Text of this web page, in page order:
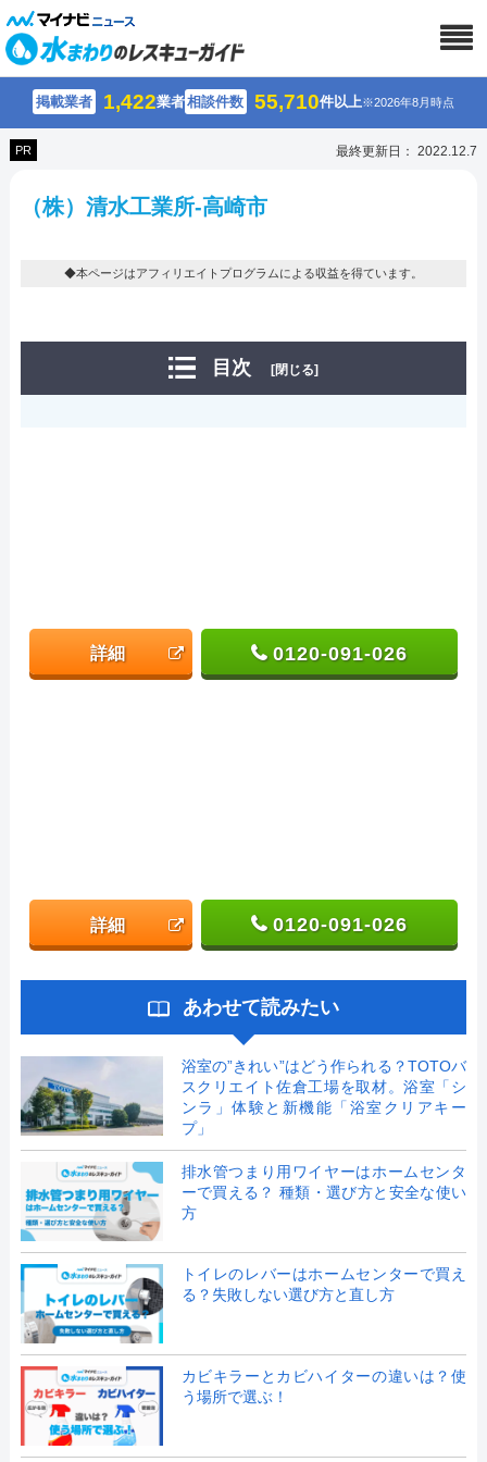
掲載業者 1,422業者相談件数 55,710件以上※2026年8月時点
PR 最終更新日： 2022.12.7
（株）清水工業所-高崎市
◆本ページはアフィリエイトプログラムによる収益を得ています。
目次 [閉じる]
詳細 0120-091-026
詳細 0120-091-026
あわせて読みたい
浴室の”きれい”はどう作られる？TOTOバ
スクリエイト佐倉工場を取材。浴室「シ
ンラ」体験と新機能「浴室クリアキー
プ」
排水管つまり用ワイヤーはホームセンタ
ーで買える？ 種類・選び方と安全な使い
方
トイレのレバーはホームセンターで買え
る？失敗しない選び方と直し方
カビキラーとカビハイターの違いは？使
う場所で選ぶ！